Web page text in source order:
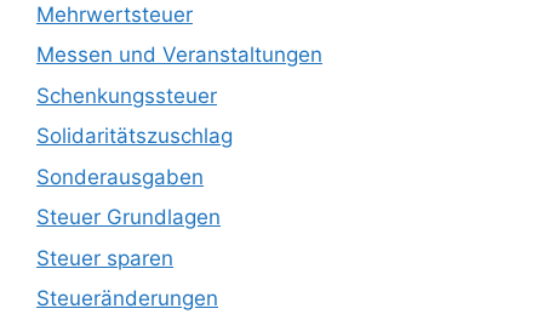
Mehrwertsteuer
Messen und Veranstaltungen
Schenkungssteuer
Solidaritätszuschlag
Sonderausgaben
Steuer Grundlagen
Steuer sparen
Steueränderungen